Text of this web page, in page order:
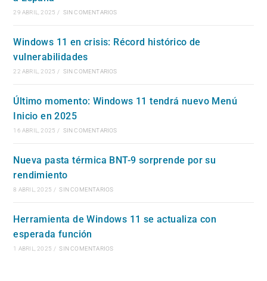
29 ABRIL, 2025 / SIN COMENTARIOS
Windows 11 en crisis: Récord histórico de
vulnerabilidades
22 ABRIL, 2025 / SIN COMENTARIOS
Último momento: Windows 11 tendrá nuevo Menú
Inicio en 2025
16 ABRIL, 2025 / SIN COMENTARIOS
Nueva pasta térmica BNT-9 sorprende por su
rendimiento
8 ABRIL, 2025 / SIN COMENTARIOS
Herramienta de Windows 11 se actualiza con
esperada función
1 ABRIL, 2025 / SIN COMENTARIOS